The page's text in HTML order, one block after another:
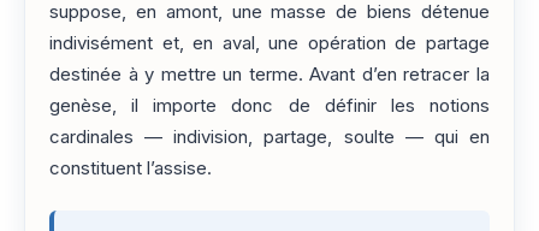
suppose, en amont, une masse de biens détenue
indivisément et, en aval, une opération de partage
destinée à y mettre un terme. Avant d’en retracer la
genèse, il importe donc de définir les notions
cardinales — indivision, partage, soulte — qui en
constituent l’assise.